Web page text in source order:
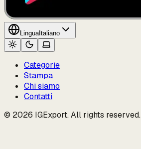
LinguaItaliano
Categorie
Stampa
Chi siamo
Contatti
© 2026 IGExport. All rights reserved.